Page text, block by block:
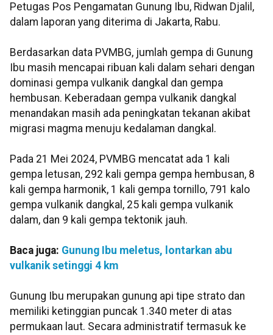
Petugas Pos Pengamatan Gunung Ibu, Ridwan Djalil,
dalam laporan yang diterima di Jakarta, Rabu.
Berdasarkan data PVMBG, jumlah gempa di Gunung
Ibu masih mencapai ribuan kali dalam sehari dengan
dominasi gempa vulkanik dangkal dan gempa
hembusan. Keberadaan gempa vulkanik dangkal
menandakan masih ada peningkatan tekanan akibat
migrasi magma menuju kedalaman dangkal.
Pada 21 Mei 2024, PVMBG mencatat ada 1 kali
gempa letusan, 292 kali gempa gempa hembusan, 8
kali gempa harmonik, 1 kali gempa tornillo, 791 kalo
gempa vulkanik dangkal, 25 kali gempa vulkanik
dalam, dan 9 kali gempa tektonik jauh.
Baca juga: Gunung Ibu meletus, lontarkan abu
vulkanik setinggi 4 km
Gunung Ibu merupakan gunung api tipe strato dan
memiliki ketinggian puncak 1.340 meter di atas
permukaan laut. Secara administratif termasuk ke